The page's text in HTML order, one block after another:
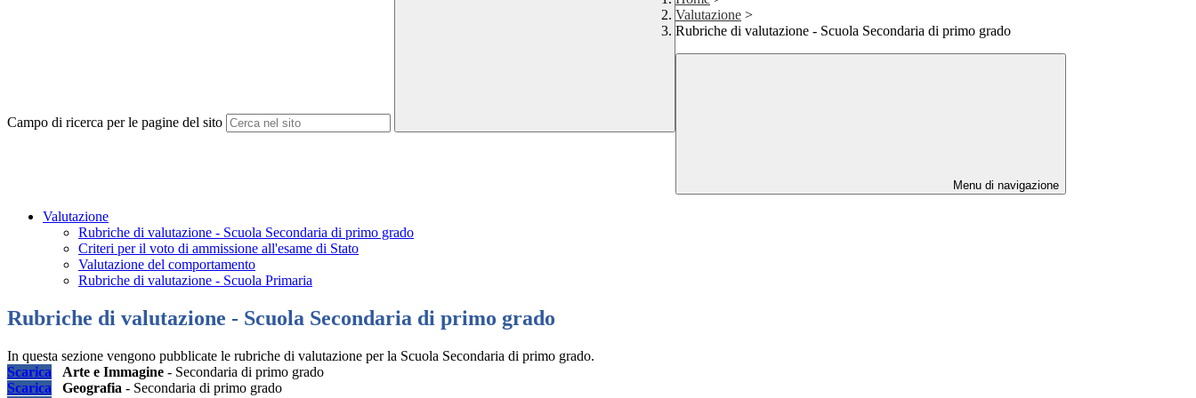
Campo di ricerca per le pagine del sito
Valutazione >
Rubriche di valutazione - Scuola Secondaria di primo grado
Menu di navigazione
Valutazione
Rubriche di valutazione - Scuola Secondaria di primo grado
Criteri per il voto di ammissione all'esame di Stato
Valutazione del comportamento
Rubriche di valutazione - Scuola Primaria
Rubriche di valutazione - Scuola Secondaria di primo grado
In questa sezione vengono pubblicate le rubriche di valutazione per la Scuola Secondaria di primo grado.
Scarica Arte e Immagine - Secondaria di primo grado
Scarica Geografia - Secondaria di primo grado